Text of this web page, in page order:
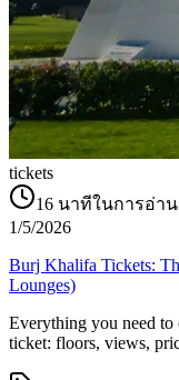
tickets
16 นาทีในการอ่าน
1/5/2026
Burj Khalifa Tickets:
Lounges)
Everything you need
ticket: floors, views,